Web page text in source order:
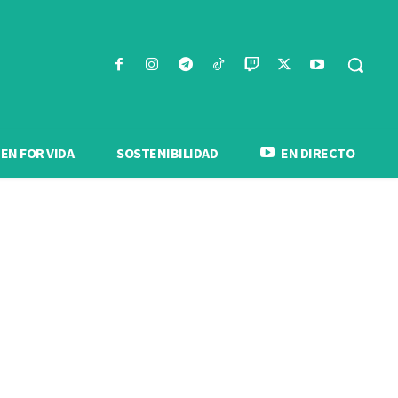
FOR VIDA SOSTENIBILIDAD EN DIRECTO